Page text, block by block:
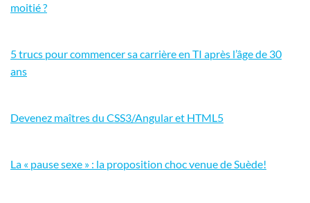
moitié ?
5 trucs pour commencer sa carrière en TI après l’âge de 30
ans
Devenez maîtres du CSS3/Angular et HTML5
La « pause sexe » : la proposition choc venue de Suède!